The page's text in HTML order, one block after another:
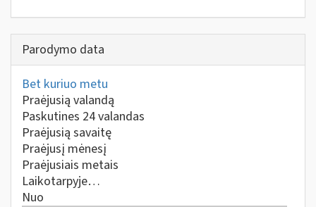
Parodymo data
Bet kuriuo metu
Praėjusią valandą
Paskutines 24 valandas
Praėjusią savaitę
Praėjusį mėnesį
Praėjusiais metais
Laikotarpyje…
Nuo